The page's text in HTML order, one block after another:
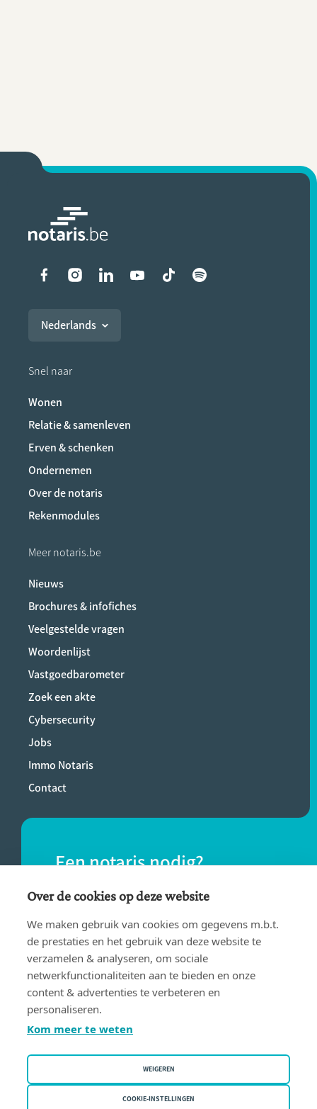
Liens vers les réseaux
Nederlands
Snel naar
Wonen
Relatie & samenleven
Erven & schenken
Ondernemen
Over de notaris
Rekenmodules
Meer notaris.be
Nieuws
Brochures & infofiches
Veelgestelde vragen
Woordenlijst
Vastgoedbarometer
Zoek een akte
Cybersecurity
Jobs
Immo Notaris
Contact
Een notaris nodig?
Vind eenvoudig een notaris bij jou in de
buurt.
VIND EEN NOTARIS
Gebruiksvoorwaarden
Privacy policy
Over de cookies op deze website
We maken gebruik van cookies om gegevens m.b.t.
de prestaties en het gebruik van deze website te
verzamelen & analyseren, om sociale
netwerkfunctionaliteiten aan te bieden en onze
content & advertenties te verbeteren en
personaliseren.
Kom meer te weten
WEIGEREN
COOKIE-INSTELLINGEN